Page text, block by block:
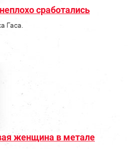
сработались
Гаса.
женщина в метале